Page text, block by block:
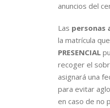
anuncios del
Las personas
la matrícula que
PRESENCIAL
recoger el
asignará una
para evitar
en caso de no